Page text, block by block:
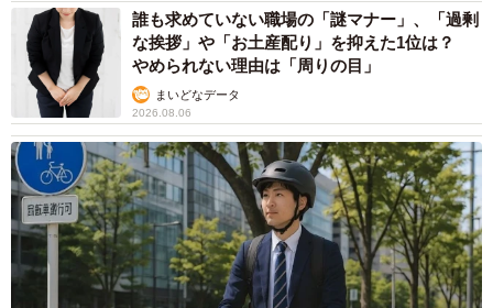
誰も求めていない職場の「謎マナー」、「過剰
な挨拶」や「お土産配り」を抑えた1位は？
やめられない理由は「周りの目」
まいどなデータ
2026.08.06